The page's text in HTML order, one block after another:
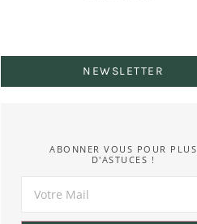
NEWSLETTER
ABONNER VOUS POUR PLUS
D'ASTUCES !